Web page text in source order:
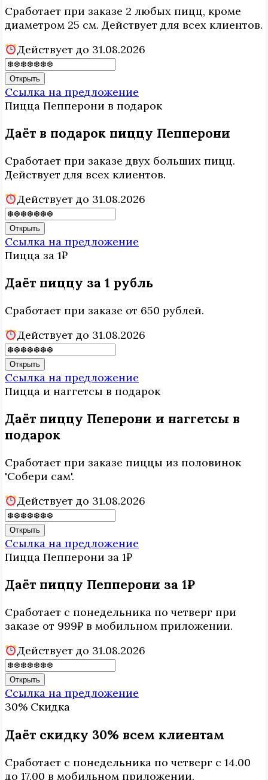
Сработает при заказе 2 любых пицц, кроме
диаметром 25 см. Действует для всех клиентов.
Действует до 31.08.2026
Открыть
Ссылка на предложение
Пицца Пепперони в подарок
Даёт в подарок пиццу Пепперони
Сработает при заказе двух больших пицц.
Действует для всех клиентов.
Действует до 31.08.2026
Открыть
Ссылка на предложение
Пицца за 1₽
Даёт пиццу за 1 рубль
Сработает при заказе от 650 рублей.
Действует до 31.08.2026
Открыть
Ссылка на предложение
Пицца и наггетсы в подарок
Даёт пиццу Пеперони и наггетсы в
подарок
Сработает при заказе пиццы из половинок
'Собери сам'.
Действует до 31.08.2026
Открыть
Ссылка на предложение
Пицца Пепперони за 1₽
Даёт пиццу Пепперони за 1₽
Сработает с понедельника по четверг при
заказе от 999₽ в мобильном приложении.
Действует до 31.08.2026
Открыть
Ссылка на предложение
30% Скидка
Даёт скидку 30% всем клиентам
Сработает с понедельника по четверг с 14.00
до 17.00 в мобильном приложении.